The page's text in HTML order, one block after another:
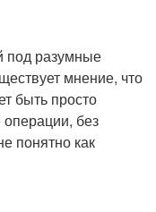
под разумные
мнение, что
быть просто
без
понятно как